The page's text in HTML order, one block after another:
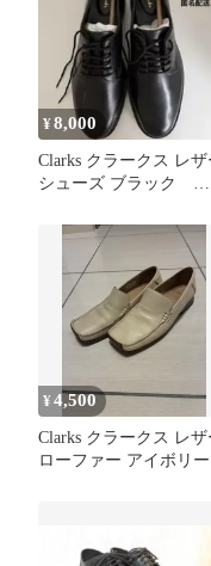
¥8,000
Clarks クラークス レザ
シューズ ブラック
¥4,500
Clarks クラークス レザ
ローファー アイボリー